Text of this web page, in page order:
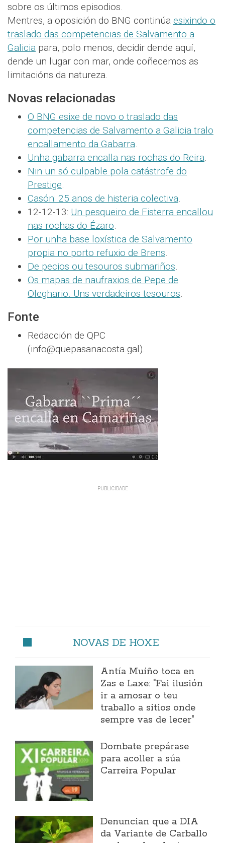
sobre os últimos episodios.
Mentres, a oposición do BNG continúa esixindo o
traslado das competencias de Salvamento a
Galicia para, polo menos, decidir dende aquí,
dende un lugar con mar, onde coñecemos as
limitacións da natureza.
Novas relacionadas
O BNG esixe de novo o traslado das
competencias de Salvamento a Galicia tralo
encallamento da Gabarra.
Unha gabarra encalla nas rochas do Reira.
Nin un só culpable pola catástrofe do
Prestige.
Casón: 25 anos de histeria colectiva.
12-12-13: Un pesqueiro de Fisterra encallou
nas rochas do Ézaro.
Por unha base loxística de Salvamento
propia no porto refuxio de Brens.
De pecios ou tesouros submariños.
Os mapas de naufraxios de Pepe de
Oleghario. Uns verdadeiros tesouros.
Fonte
Redacción de QPC
(info@quepasanacosta.gal).
NOVAS DE HOXE
Antía Muíño toca en
Zas e Laxe: "Fai ilusión
ir a amosar o teu
traballo a sitios onde
sempre vas de lecer"
Dombate prepárase
para acoller a súa
Carreira Popular
Denuncian que a DIA
da Variante de Carballo